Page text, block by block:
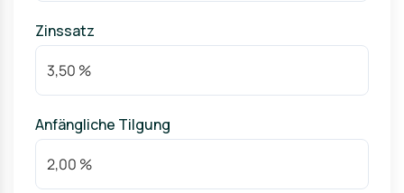
Zinssatz
Anfängliche Tilgung